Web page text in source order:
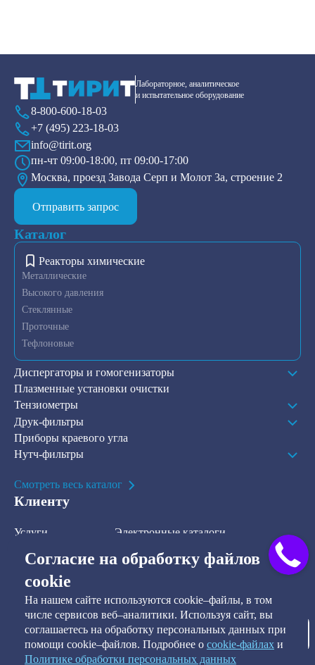
Согласие на обработку файлов
cookie
На нашем сайте используются cookie–файлы, в том
числе сервисов веб–аналитики. Используя сайт, вы
соглашаетесь на обработку персональных данных при
помощи cookie–файлов. Подробнее о сookie-файлах и
Политике обработки персональных данных
Лабораторное, аналитическое
и испытательное оборудование
8-800-600-18-03
+7 (495) 223-18-03
info@tirit.org
пн-чт 09:00-18:00, пт 09:00-17:00
Москва, проезд Завода Серп и Молот 3а, строение 2
Отправить запрос
Каталог
Реакторы химические
Металлические
Высокого давления
Стеклянные
Проточные
Тефлоновые
Диспергаторы и гомогенизаторы
Плазменные установки очистки
Тензиометры
Друк-фильтры
Приборы краевого угла
Нутч-фильтры
Смотреть весь каталог
Клиенту
Услуги
В наличии на складе
Электронные каталоги
Контакты
Наша рассылка
Подписаться
Я предоставляю согласие на обработку персональных данных, а